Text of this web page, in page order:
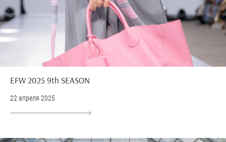
EFW 2025 9th SEASON
22 апреля 2025